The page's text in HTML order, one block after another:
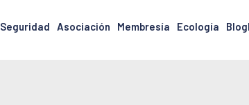
Seguridad Asociación Membresía Ecología